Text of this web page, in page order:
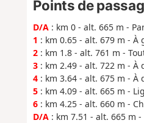
Points de
D/A: km 0 - alt. 665 m -
1 : km 0.65 - alt. 679 m - À
2: km 1.8 - alt. 761 m -
3: km 2.49 - alt. 722 m - À
4: km 3.64 - alt. 675 m - À
5: km 4.09 - alt. 665 m -
6: km 4.25 - alt. 660 m -
D/A: km 7.51 - alt. 665 m